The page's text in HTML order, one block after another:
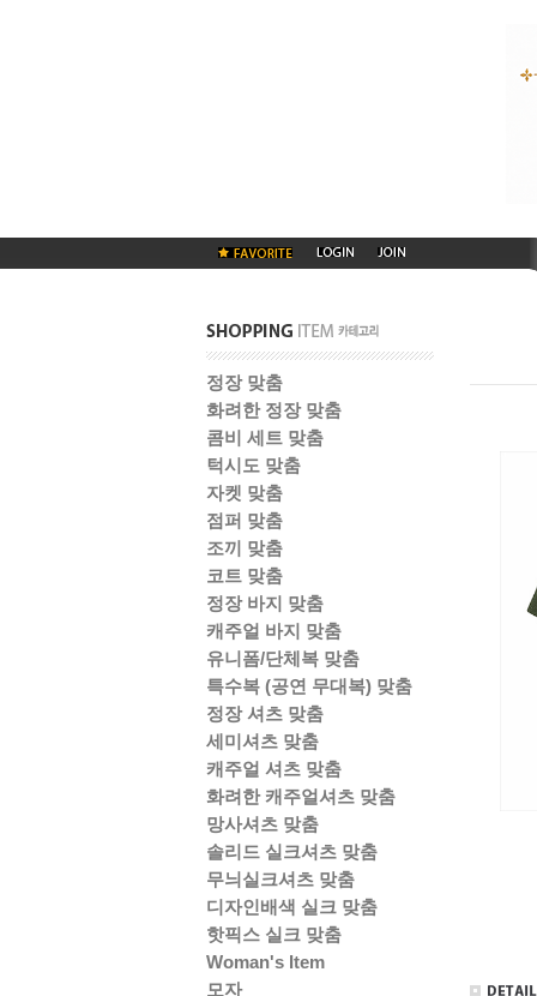
정장 맞춤
화려한 정장 맞춤
콤비 세트 맞춤
턱시도 맞춤
자켓 맞춤
점퍼 맞춤
조끼 맞춤
코트 맞춤
정장 바지 맞춤
캐주얼 바지 맞춤
유니폼/단체복 맞춤
특수복 (공연 무대복) 맞춤
정장 셔츠 맞춤
세미셔츠 맞춤
캐주얼 셔츠 맞춤
화려한 캐주얼셔츠 맞춤
망사셔츠 맞춤
솔리드 실크셔츠 맞춤
무늬실크셔츠 맞춤
디자인배색 실크 맞춤
핫픽스 실크 맞춤
Woman's Item
모자